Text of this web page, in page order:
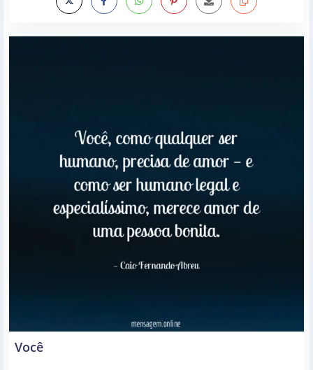
Você